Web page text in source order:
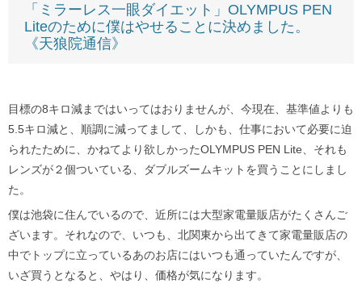
「ミラーレス一眼ダイエット」OLYMPUS PEN
Liteのために僕はやせることに決めました。
《天狼院通信》
目標の8キロ減まではいってはおりませんが、今現在、基準値よりも
5.5キロ減と、順調に減ってまして、しかも、仕事において必要に迫
られたために、かねてより欲しかったOLYMPUS PEN Lite、それも
レンズが２個ついている、ダブルズームキットを買うことにしまし
た。
僕は池袋に住んでいるので、近所には大型家電量販店がたくさんご
ざいます。それなので、いつも、北関東から出てきて家電量販店の
中でトップに立っているあのお店にはいつも通っていたんですが、
いざ買うとなると、やはり、価格が気になります。